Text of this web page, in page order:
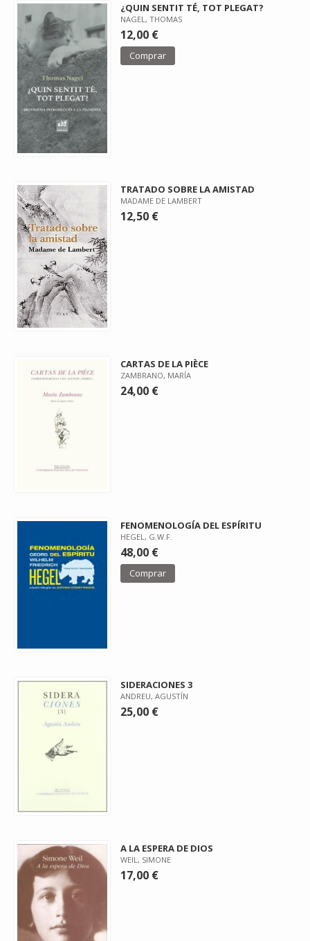
¿QUIN SENTIT TÉ, TOT PLEGAT?
NAGEL, THOMAS
12,00 €
Comprar
TRATADO SOBRE LA AMISTAD
MADAME DE LAMBERT
12,50 €
CARTAS DE LA PIÈCE
ZAMBRANO, MARÍA
24,00 €
FENOMENOLOGÍA DEL ESPÍRITU
HEGEL, G.W.F.
48,00 €
Comprar
SIDERACIONES 3
ANDREU, AGUSTÍN
25,00 €
A LA ESPERA DE DIOS
WEIL, SIMONE
17,00 €